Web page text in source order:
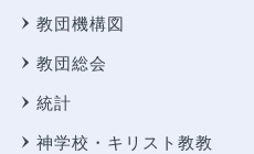
教団機構図
教団総会
統計
神学校・キリスト教教